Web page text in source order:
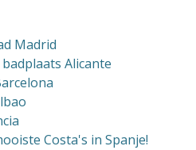
Madrid
Alicante
Costa's in Spanje!